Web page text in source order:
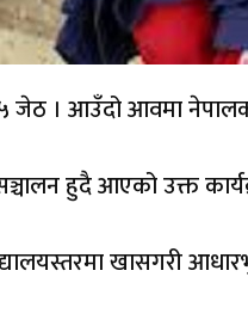
जेठ । आउँदो आवमा
हुदै आएको उक्त
खासगरी